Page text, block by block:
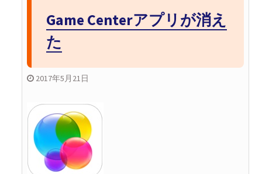
Game Centerアプリが消え
た
2017年5月21日